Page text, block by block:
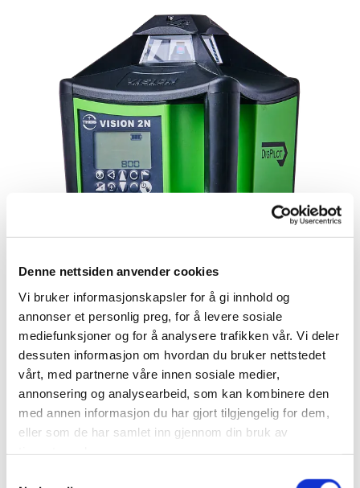
Denne nettsiden anvender cookies
Vi bruker informasjonskapsler for å gi innhold og
annonser et personlig preg, for å levere sosiale
mediefunksjoner og for å analysere trafikken vår. Vi deler
dessuten informasjon om hvordan du bruker nettstedet
vårt, med partnerne våre innen sosiale medier,
annonsering og analysearbeid, som kan kombinere den
med annen informasjon du har gjort tilgjengelig for dem,
eller som de har samlet inn gjennom din bruk av
Falllaser
Theis Vision 1N High Power m/mm
mottaker MTR-125 er en falllaser med